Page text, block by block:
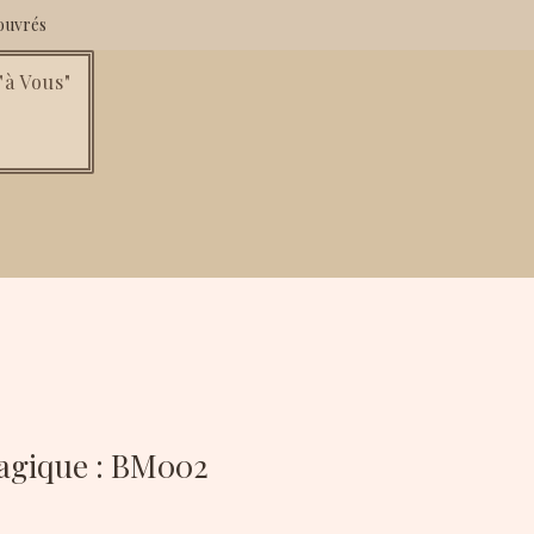
Vous"
: BM002